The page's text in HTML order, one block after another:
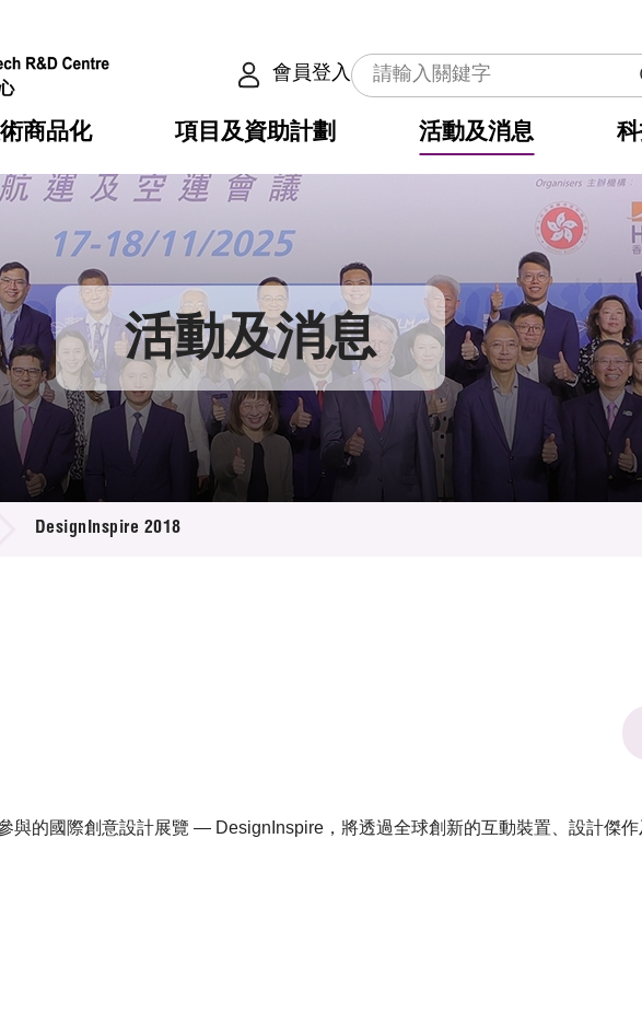
會員登入
商品化
權之技術
共服務之創新技術
項目及資助計劃
項目計劃書
庫
活動及消息
務
活動及消息
DesignInspire 2018
與的國際創意設計展覽 — DesignInspire，將透過全球創新的互動裝置、設計傑